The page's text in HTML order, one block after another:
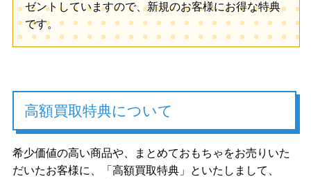
ゼントしていますので、新規のお客様にお得な特典
です。
高額買取特典について
希少価値の高い商品や、まとめておもちゃをお売りいた
だいたお客様に、「高額買取特典」といたしまして、